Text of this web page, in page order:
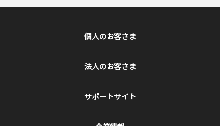
個人のお客さま
法人のお客さま
サポートサイト